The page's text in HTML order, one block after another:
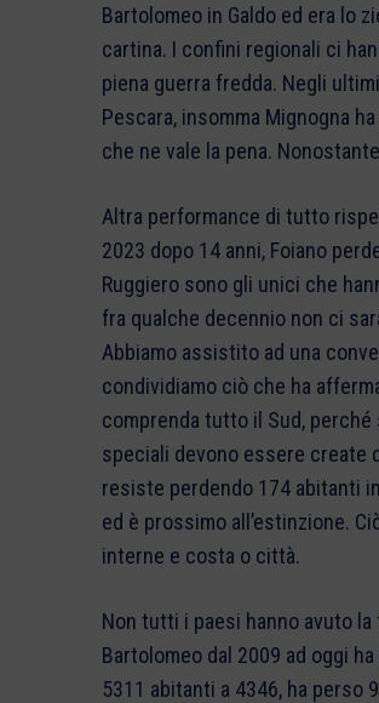
Bartolomeo in Galdo ed era lo
cartina. I confini regionali ci
piena guerra fredda. Negli
Pescara, insomma Mignogna
che ne vale la pena.
Altra performance di tutto
2023 dopo 14 anni, Foiano
Ruggiero sono gli unici che
fra qualche decennio non ci
Abbiamo assistito ad una
condividiamo ciò che ha
comprenda tutto il Sud, perché
speciali devono essere create
resiste perdendo 174 abitanti
ed è prossimo all’estinzione.
interne e costa o città.
Non tutti i paesi hanno avuto
Bartolomeo dal 2009 ad oggi
5311 abitanti a 4346, ha perso